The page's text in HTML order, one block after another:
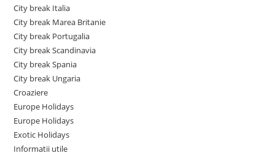
City break Italia
City break Marea Britanie
City break Portugalia
City break Scandinavia
City break Spania
City break Ungaria
Croaziere
Europe Holidays
Europe Holidays
Exotic Holidays
Informatii utile